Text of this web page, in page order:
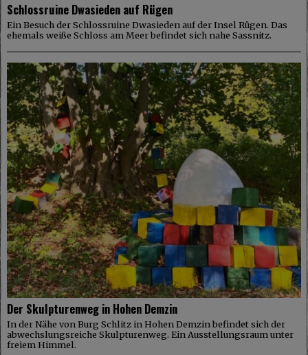
Schlossruine Dwasieden auf Rügen
Ein Besuch der Schlossruine Dwasieden auf der Insel Rügen. Das
ehemals weiße Schloss am Meer befindet sich nahe Sassnitz.
Der Skulpturenweg in Hohen Demzin
In der Nähe von Burg Schlitz in Hohen Demzin befindet sich der
abwechslungsreiche Skulpturenweg. Ein Ausstellungsraum unter
freiem Himmel.